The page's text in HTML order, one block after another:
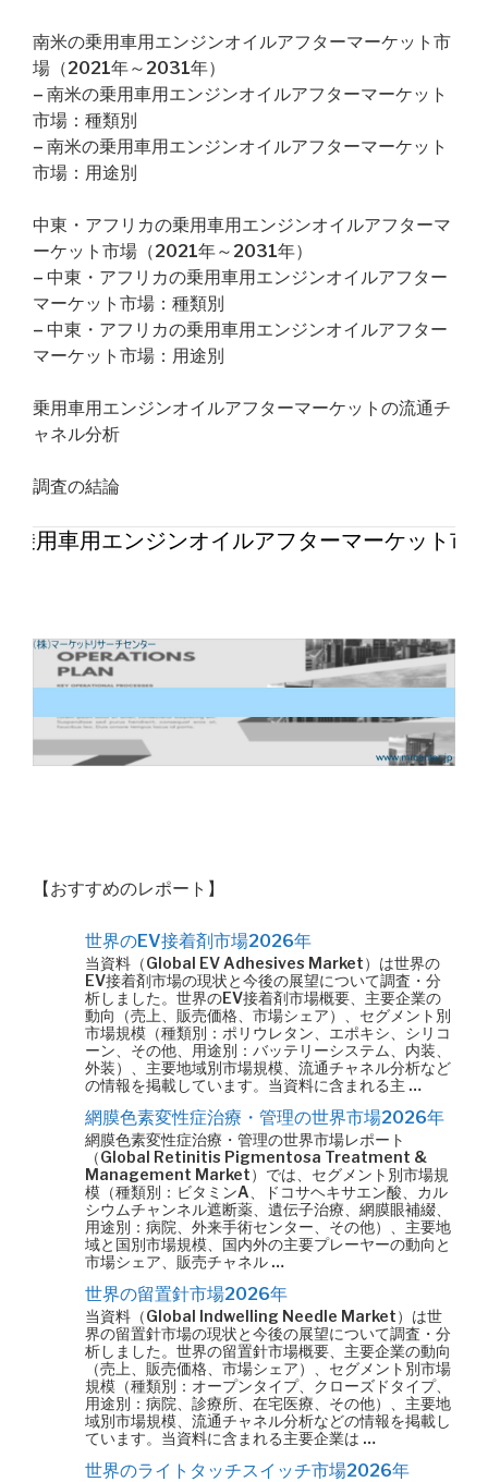
南米の乗用車用エンジンオイルアフターマーケット市
場（2021年～2031年）
– 南米の乗用車用エンジンオイルアフターマーケット
市場：種類別
– 南米の乗用車用エンジンオイルアフターマーケット
市場：用途別
中東・アフリカの乗用車用エンジンオイルアフターマ
ーケット市場（2021年～2031年）
– 中東・アフリカの乗用車用エンジンオイルアフター
マーケット市場：種類別
– 中東・アフリカの乗用車用エンジンオイルアフター
マーケット市場：用途別
乗用車用エンジンオイルアフターマーケットの流通チ
ャネル分析
調査の結論
乗用車用エンジンオイルアフターマーケット市
【おすすめのレポート】
世界のEV接着剤市場2026年
当資料（Global EV Adhesives Market）は世界の
EV接着剤市場の現状と今後の展望について調査・分
析しました。世界のEV接着剤市場概要、主要企業の
動向（売上、販売価格、市場シェア）、セグメント別
市場規模（種類別：ポリウレタン、エポキシ、シリコ
ーン、その他、用途別：バッテリーシステム、内装、
外装）、主要地域別市場規模、流通チャネル分析など
の情報を掲載しています。当資料に含まれる主 …
網膜色素変性症治療・管理の世界市場2026年
網膜色素変性症治療・管理の世界市場レポート
（Global Retinitis Pigmentosa Treatment &
Management Market）では、セグメント別市場規
模（種類別：ビタミンA、ドコサヘキサエン酸、カル
シウムチャンネル遮断薬、遺伝子治療、網膜眼補綴、
用途別：病院、外来手術センター、その他）、主要地
域と国別市場規模、国内外の主要プレーヤーの動向と
市場シェア、販売チャネル …
世界の留置針市場2026年
当資料（Global Indwelling Needle Market）は世
界の留置針市場の現状と今後の展望について調査・分
析しました。世界の留置針市場概要、主要企業の動向
（売上、販売価格、市場シェア）、セグメント別市場
規模（種類別：オープンタイプ、クローズドタイプ、
用途別：病院、診療所、在宅医療、その他）、主要地
域別市場規模、流通チャネル分析などの情報を掲載し
ています。当資料に含まれる主要企業は …
世界のライトタッチスイッチ市場2026年